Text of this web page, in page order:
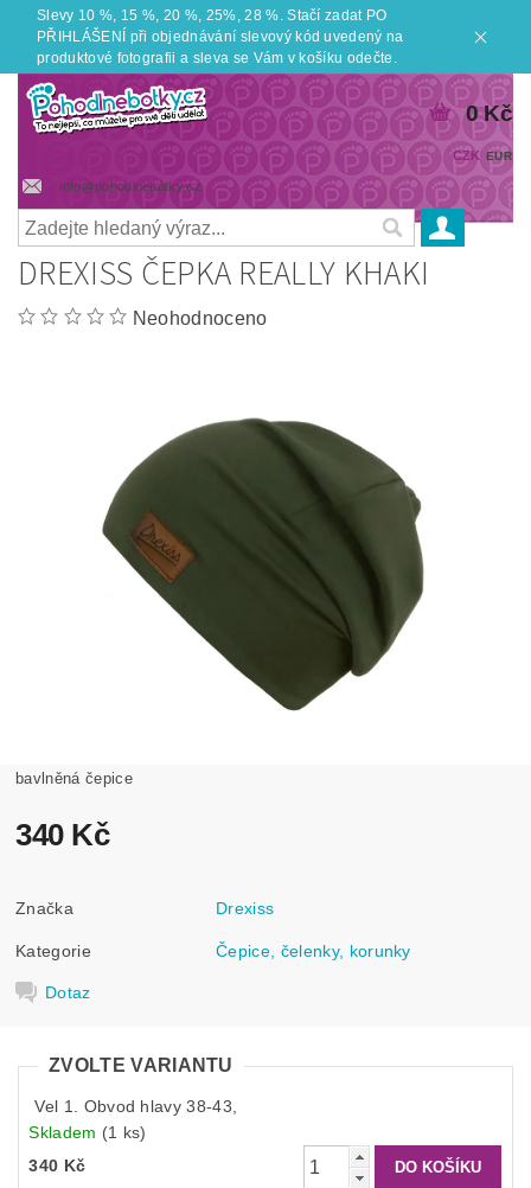
Slevy 10 %, 15 %, 20 %, 25%, 28 %. Stačí zadat PO
PŘIHLÁŠENÍ při objednávání slevový kód uvedený na
produktové fotografii a sleva se Vám v košíku odečte.
info@pohodlnebotky.cz
CZK EUR
0 Kč
DREXISS ČEPKA REALLY KHAKI
Neohodnoceno
bavlněná čepice
340 Kč
Značka Drexiss
Kategorie Čepice, čelenky, korunky
Dotaz
ZVOLTE VARIANTU
Vel 1. Obvod hlavy 38-43,
Skladem (1 ks)
340 Kč